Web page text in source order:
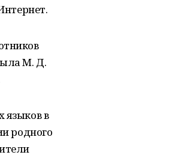
М. Д.
языков в
родного